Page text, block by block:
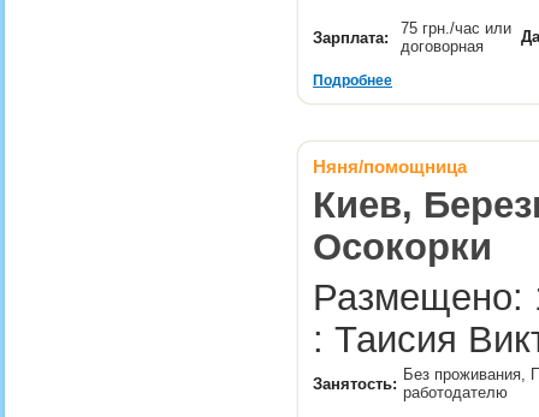
Зарплата:
75 грн./час или
договорная
Подробнее
Няня/помощница
Киев,
Осокорки
Размещено:
: Таисия
Занятость:
Без проживания,
работодателю